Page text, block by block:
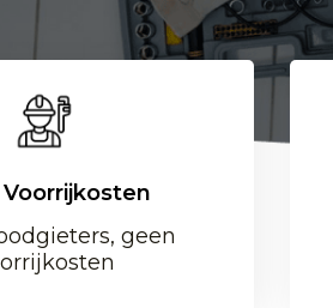
Voorrijkosten
geen